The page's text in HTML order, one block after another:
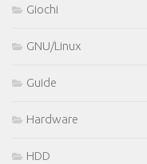
Giochi
GNU/Linux
Guide
Hardware
HDD